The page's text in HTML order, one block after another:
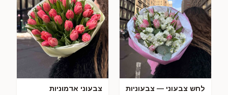
לחש צבעוני — צבעוניות
צבעוני אדמוניות